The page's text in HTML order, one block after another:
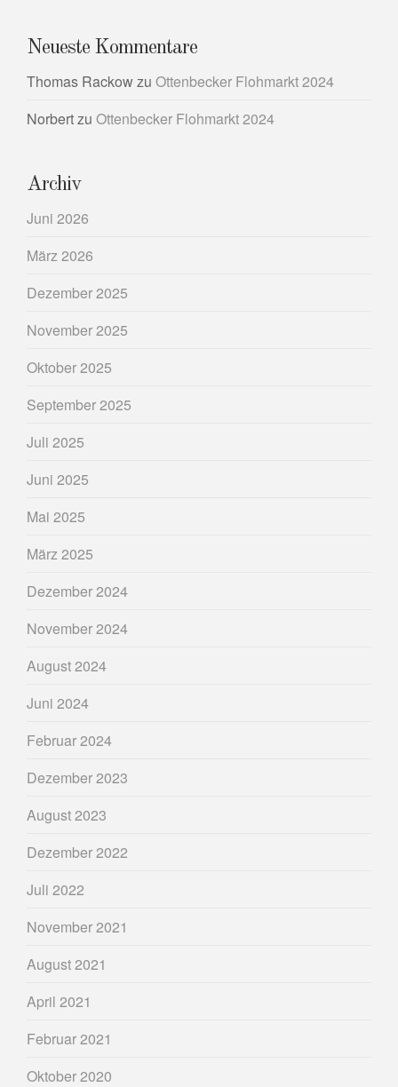
Neueste Kommentare
Thomas Rackowzu Ottenbecker Flohmarkt 2024
Norbertzu Ottenbecker Flohmarkt 2024
Archiv
Juni 2026
März 2026
Dezember 2025
November 2025
Oktober 2025
September 2025
Juli 2025
Juni 2025
Mai 2025
März 2025
Dezember 2024
November 2024
August 2024
Juni 2024
Februar 2024
Dezember 2023
August 2023
Dezember 2022
Juli 2022
November 2021
August 2021
April 2021
Februar 2021
Oktober 2020